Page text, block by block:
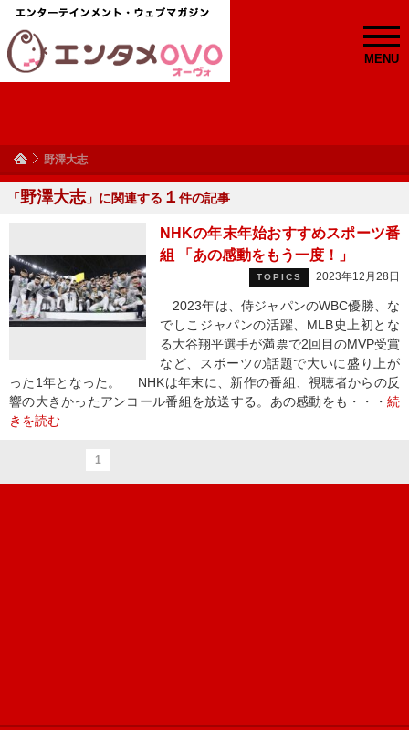
MENU
野澤大志
「野澤大志 」に関連する １ 件の記事
NHKの年末年始おすすめスポーツ番
組 「あの感動をもう一度！」
TOPICS 2023年12月28日
2023年は、侍ジャパンのWBC優勝、な
でしこジャパンの活躍、MLB史上初とな
る大谷翔平選手が満票で2回目のMVP受賞
など、スポーツの話題で大いに盛り上が
った1年となった。 NHKは年末に、新作の番組、視聴者からの反
響の大きかったアンコール番組を放送する。あの感動をも・・・ 続
きを読む
1